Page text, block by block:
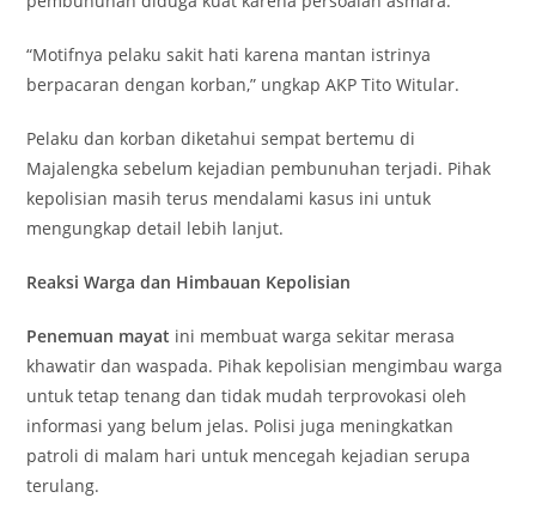
“Motifnya pelaku sakit hati karena mantan istrinya
berpacaran dengan korban,” ungkap AKP Tito Witular.
Pelaku dan korban diketahui sempat bertemu di
Majalengka sebelum kejadian pembunuhan terjadi. Pihak
kepolisian masih terus mendalami kasus ini untuk
mengungkap detail lebih lanjut.
Reaksi Warga dan Himbauan Kepolisian
Penemuan mayat ini membuat warga sekitar merasa
khawatir dan waspada. Pihak kepolisian mengimbau warga
untuk tetap tenang dan tidak mudah terprovokasi oleh
informasi yang belum jelas. Polisi juga meningkatkan
patroli di malam hari untuk mencegah kejadian serupa
terulang.